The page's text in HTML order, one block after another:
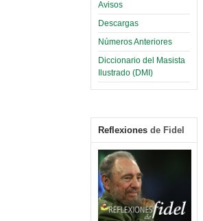
Avisos
Descargas
Números Anteriores
Diccionario del Masista
Ilustrado (DMI)
Reflexiones de Fidel